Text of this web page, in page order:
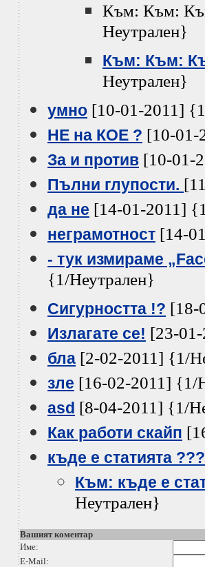
Към: Към:
Неутрален}
Към: Към:
Неутрален}
умно [10-01-2011]
НЕ на КОЕ ? [10-01-
За и против [10-01-
Пълни глупости.
да не [14-01-2011]
неграмотност [14-
- тук измираме
{1/Неутрален}
Сигурността !? [18-
Излагате се! [23-
бла [2-02-2011] {1/
зле [16-02-2011] {1/
asd [8-04-2011] {1/
Как работи скайп
къде е статията ???
Към: къде е
Неутрален}
Вашият коментар
Име:
E-Mail: